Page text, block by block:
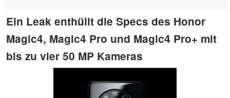
Ein Leak enthüllt die Specs des Honor
Magic4, Magic4 Pro und Magic4 Pro+ mit
bis zu vier 50 MP Kameras